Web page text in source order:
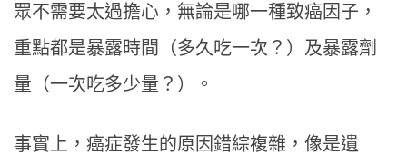
眾不需要太過擔心，無論是哪一種致癌因子，
重點都是暴露時間（多久吃一次？）及暴露劑
量（一次吃多少量？）。
事實上，癌症發生的原因錯綜複雜，像是遺